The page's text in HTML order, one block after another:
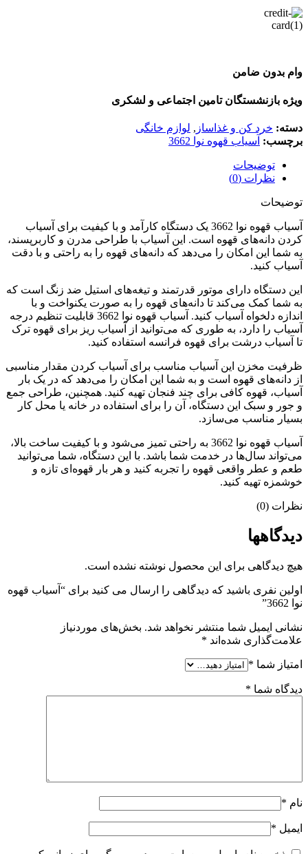
وام بدون ضامن
ویژه بازنشستگان تامین اجتماعی و لشکری
دسته: خرد کن و غذاساز , لوازم خانگی
برچسب: آسیاب قهوه نوا 3662
توضیحات
نظرات (0)
توضیحات
آسیاب قهوه نوا 3662 یک دستگاه کارآمد و با کیفیت برای آسیاب
کردن دانه‌های قهوه است. این آسیاب با طراحی مدرن و کاربرپسند،
به شما این امکان را می‌دهد که دانه‌های قهوه را به راحتی و با دقت
آسیاب کنید.
این دستگاه دارای موتور قدرتمند و تیغه‌های استیل ضد زنگ است که
به شما کمک می‌کند تا دانه‌های قهوه را به صورت یکنواخت و با
اندازه دلخواه آسیاب کنید. آسیاب قهوه نوا 3662 قابلیت تنظیم درجه
آسیاب را دارد، به طوری که می‌توانید از آسیاب ریز برای قهوه ترک
تا آسیاب درشت برای قهوه فرانسه استفاده کنید.
ظرفیت مخزن این آسیاب مناسب برای آسیاب کردن مقدار مناسبی
از دانه‌های قهوه است و به شما این امکان را می‌دهد که در یک بار
آسیاب، قهوه کافی برای چند فنجان تهیه کنید. همچنین، طراحی جمع
و جور و سبک این دستگاه، آن را برای استفاده در خانه یا محل کار
بسیار مناسب می‌سازد.
آسیاب قهوه نوا 3662 به راحتی تمیز می‌شود و با کیفیت ساخت بالا،
می‌تواند سال‌ها در خدمت شما باشد. با این دستگاه، شما می‌توانید
طعم و عطر واقعی قهوه را تجربه کنید و هر بار قهوه‌ای تازه و
خوشمزه تهیه کنید.
نظرات (0)
دیدگاهها
هیچ دیدگاهی برای این محصول نوشته نشده است.
اولین نفری باشید که دیدگاهی را ارسال می کنید برای “آسیاب قهوه
نوا 3662”
نشانی ایمیل شما منتشر نخواهد شد. بخش‌های موردنیاز
علامت‌گذاری شده‌اند *
امتیاز شما *
دیدگاه شما *
نام *
ایمیل *